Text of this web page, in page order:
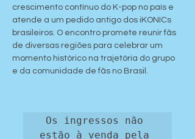
crescimento contínuo do K-pop no país e
atende a um pedido antigo dos iKONICs
brasileiros. O encontro promete reunir fãs
de diversas regiões para celebrar um
momento histórico na trajetória do grupo
e da comunidade de fãs no Brasil.
Os ingressos não
estão à venda pela